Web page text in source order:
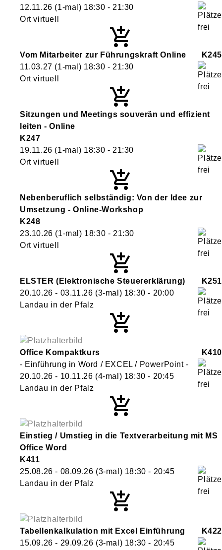
12.11.26 (1-mal) 18:30 - 21:30
Ort virtuell
Vom Mitarbeiter zur Führungskraft Online
K245
11.03.27 (1-mal) 18:30 - 21:30
Ort virtuell
Sitzungen und Meetings souverän und effizient
leiten - Online
K247
19.11.26 (1-mal) 18:30 - 21:30
Ort virtuell
Nebenberuflich selbständig: Von der Idee zur
Umsetzung - Online-Workshop
K248
23.10.26 (1-mal) 18:30 - 21:30
Ort virtuell
ELSTER (Elektronische Steuererklärung)
K251
20.10.26 - 03.11.26 (3-mal) 18:30 - 20:00
Landau in der Pfalz
Office Kompaktkurs
K410
- Einführung in Word / EXCEL / PowerPoint -
20.10.26 - 10.11.26 (4-mal) 18:30 - 20:45
Landau in der Pfalz
Einstieg / Umstieg in die Textverarbeitung mit MS
Office Word
K411
25.08.26 - 08.09.26 (3-mal) 18:30 - 20:45
Landau in der Pfalz
Tabellenkalkulation mit Excel Einführung
K422
15.09.26 - 29.09.26 (3-mal) 18:30 - 20:45